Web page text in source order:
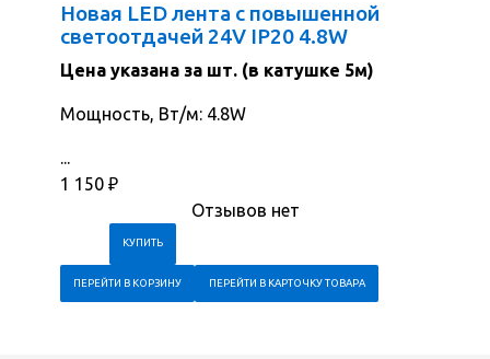
Новая LED лента с повышенной
светоотдачей 24V IP20 4.8W
Цена указана за шт. (в катушке 5м)
Мощность, Вт/м: 4.8W
...
1 150 ₽
Отзывов нет
ПЕРЕЙТИ В КОРЗИНУ ПЕРЕЙТИ В КАРТОЧКУ ТОВАРА